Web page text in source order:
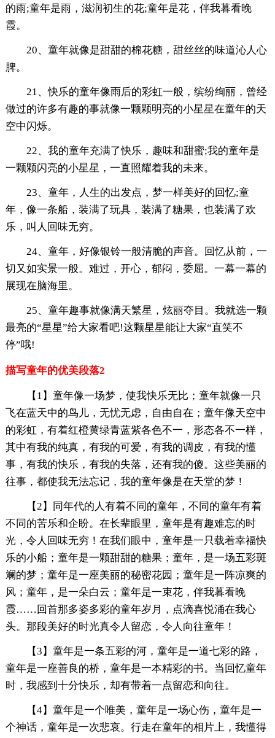
的雨;童年是雨，滋润初生的花;童年是花，伴我暮看晚
霞。
20、童年就像是甜甜的棉花糖，甜丝丝的味道沁人心
脾。
21、快乐的童年像雨后的彩虹一般，缤纷绚丽，曾经
做过的许多有趣的事就像一颗颗明亮的小星星在童年的天
空中闪烁。
22、我的童年充满了快乐，趣味和甜蜜;我的童年是
一颗颗闪亮的小星星，一直照耀着我的未来。
23、童年，人生的出发点，梦一样美好的回忆;童
年，像一条船，装满了玩具，装满了糖果，也装满了欢
乐，叫人回味无穷。
24、童年，好像银铃一般清脆的声音。回忆从前，一
切又如实景一般。难过，开心，郁闷，委屈。一幕一幕的
展现在脑海里。
25、童年趣事就像满天繁星，炫丽夺目。我就选一颗
最亮的“星星”给大家看吧!这颗星星能让大家“直笑不
停”哦!
描写童年的优美段落2
【1】童年像一场梦，使我快乐无比；童年就像一只
飞在蓝天中的鸟儿，无忧无虑，自由自在；童年像天空中
的彩虹，有着红橙黄绿青蓝紫各色不一，形态各不一样，
其中有我的纯真，有我的可爱，有我的调皮，有我的懂
事，有我的快乐，有我的失落，还有我的傻。这些美丽的
往事，都使我无法忘记，我的童年像是在天堂的梦！
【2】同年代的人有着不同的童年，不同的童年有着
不同的苦乐和企盼。在长辈眼里，童年是有趣难忘的时
光，令人回味无穷！在我们眼中，童年是一只载着幸福快
乐的小船；童年是一颗甜甜的糖果；童年，是一场五彩斑
斓的梦；童年是一座美丽的秘密花园；童年是一阵凉爽的
风；童年，是一朵白云；童年是一束花，伴我暮看晚
霞……回首那多姿多彩的童年岁月，点滴喜悦涌在我心
头。那段美好的时光真令人留恋，令人向往童年！
【3】童年是一条五彩的河，童年是一道七彩的路，
童年是一座善良的桥，童年是一本精彩的书。当回忆童年
时，我感到十分快乐，却有带着一点留恋和向往。
【4】童年是一个唯美，童年是一场心伤，童年是一
个神话，童年是一次悲哀。行走在童年的相片上，我懂得